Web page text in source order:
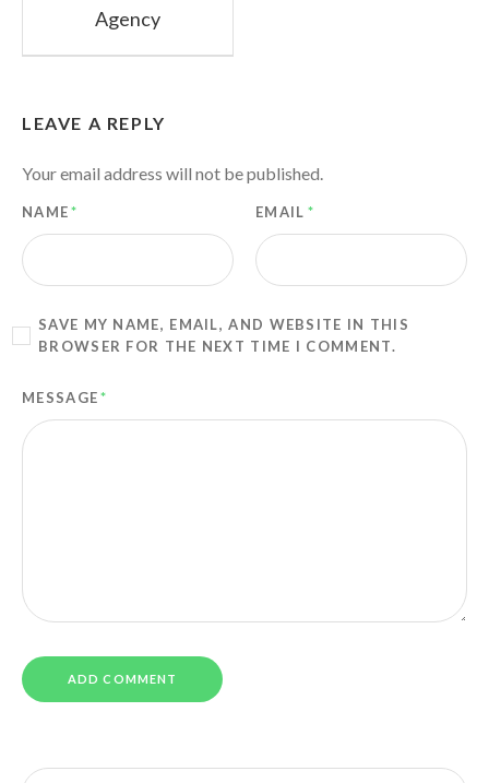
Agency
LEAVE A REPLY
Your email address will not be published.
NAME * EMAIL *
SAVE MY NAME, EMAIL, AND WEBSITE IN THIS
BROWSER FOR THE NEXT TIME I COMMENT.
MESSAGE*